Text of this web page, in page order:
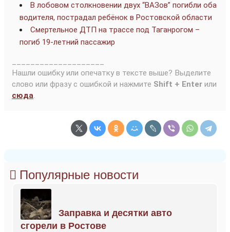
В лобовом столкновении двух “ВАЗов” погибли оба
водителя, пострадал ребёнок в Ростовской области
Смертельное ДТП на трассе под Таганрогом –
погиб 19-летний пассажир
Нашли ошибку или опечатку в тексте выше? Выделите
слово или фразу с ошибкой и нажмите Shift + Enter или
сюда.
Популярные новости
Заправка и десятки авто
сгорели в Ростове